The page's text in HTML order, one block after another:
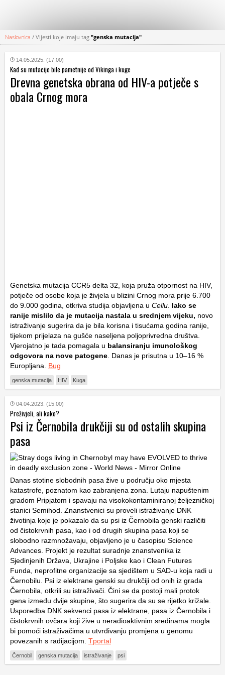
KATEGORIJE
HRVATSKI
WEB
Naslovnica / Vijesti koje imaju tag "genska mutacija"
14.05.2025. (17:00)
Kad su mutacije bile pametnije od Vikinga i kuge
Drevna genetska obrana od HIV-a potječe s
obala Crnog mora
Genetska mutacija CCR5 delta 32, koja pruža otpornost na HIV,
potječe od osobe koja je živjela u blizini Crnog mora prije 6.700
do 9.000 godina, otkriva studija objavljena u Cellu Iako se
ranije mislilo da je mutacija nastala u srednjem vijeku, novo
istraživanje sugerira da je bila korisna i tisućama godina ranije,
tijekom prijelaza na gušće naseljena poljoprivredna društva.
Vjerojatno je tada pomagala u balansiranju imunološkog
odgovora na nove patogene . Danas je prisutna u 10–16 %
Europljana. Bug
genska mutacija HIV Kuga
04.04.2023. (15:00)
Preživjeli, ali kako?
Psi iz Černobila drukčiji su od ostalih skupina
pasa
Danas stotine slobodnih pasa žive u području oko mjesta
katastrofe, poznatom kao zabranjena zona. Lutaju napuštenim
gradom Pripjatom i spavaju na visokokontaminiranoj željezničkoj
stanici Semihod. Znanstvenici su proveli istraživanje DNK
životinja koje je pokazalo da su psi iz Černobila genski različiti
od čistokrvnih pasa, kao i od drugih skupina pasa koji se
slobodno razmnožavaju, objavljeno je u časopisu Science
Advances. Projekt je rezultat suradnje znanstvenika iz
Sjedinjenih Država, Ukrajine i Poljske kao i Clean Futures
Funda, neprofitne organizacije sa sjedištem u SAD-u koja radi u
Černobilu. Psi iz elektrane genski su drukčiji od onih iz grada
Černobila, otkrili su istraživači. Čini se da postoji mali protok
gena između dvije skupine, što sugerira da su se rijetko križale.
Usporedba DNK sekvenci pasa iz elektrane, pasa iz Černobila i
čistokrvnih ovčara koji žive u neradioaktivnim sredinama mogla
bi pomoći istraživačima u utvrđivanju promjena u genomu
povezanih s radijacijom. Tportal
Černobil genska mutacija istraživanje psi